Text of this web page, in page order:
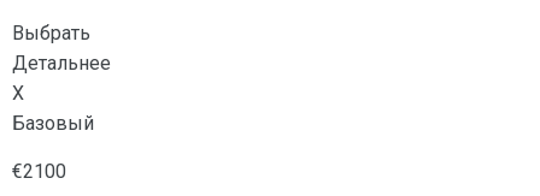
Выбрать
Детальнее
X
Базовый
€2100